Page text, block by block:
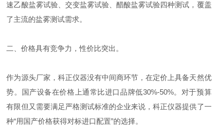
速乙酸盐雾试验、交变盐雾试验、醋酸盐雾试验四种测试，覆盖
了主流的盐雾测试需求。
二、价格具有竞争力，性价比突出。
作为源头厂家，科正仪器没有中间商环节，在定价上具备天然优
势。国产设备在价格上通常比进口品牌低30%-50%。对于预算
有限但又需要满足严格测试标准的企业来说，科正仪器提供了一
种“用国产价格获得对标进口配置”的选择。